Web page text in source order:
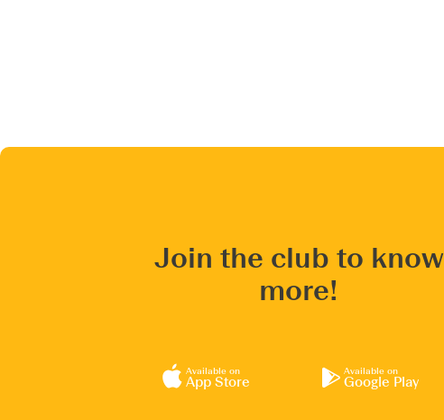
Join the club to know
more!
Available on
App Store
Available on
Google Play